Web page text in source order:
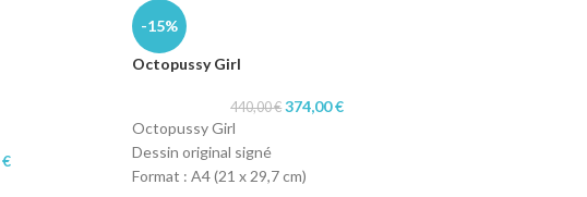
€
-15%
Octopussy Girl
440,00€ 374,00€
Octopussy Girl
Dessin original signé
Format : A4 (21 x 29,7 cm)